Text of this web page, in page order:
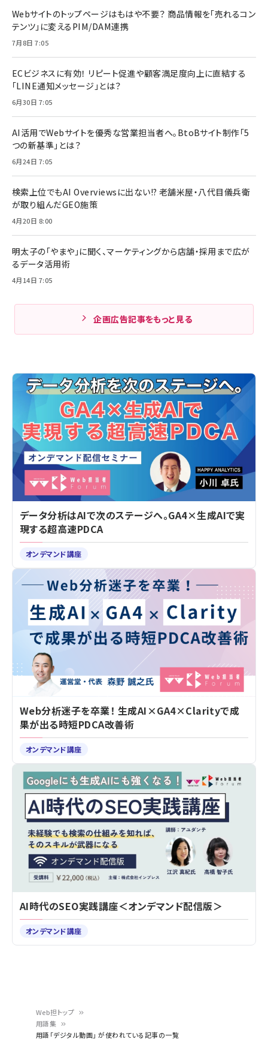
Web担トップ
用語集
用語「デジタル動画」 が使われている記事の一覧
Webサイトのトップページはもはや不要？ 商品情報を「売れるコン
テンツ」に変えるPIM/DAM連携
7月8日 7:05
ECビジネスに有効！ リピート促進や顧客満足度向上に直結する
「LINE通知メッセージ」とは？
6月30日 7:05
AI活用でWebサイトを優秀な営業担当者へ。BtoBサイト制作「5
つの新基準」とは？
6月24日 7:05
検索上位でもAI Overviewsに出ない!? 老舗米屋・八代目儀兵衛
が取り組んだGEO施策
4月20日 8:00
明太子の「やまや」に聞く、マーケティングから店舗・採用まで広が
るデータ活用術
4月14日 7:05
企画広告記事をもっと見る
データ分析はAIで次のステージへ。GA4×生成AIで実
現する超高速PDCA
オンデマンド講座
Web分析迷子を卒業！ 生成AI×GA4×Clarityで成
果が出る時短PDCA改善術
オンデマンド講座
AI時代のSEO実践講座＜オンデマンド配信版＞
オンデマンド講座